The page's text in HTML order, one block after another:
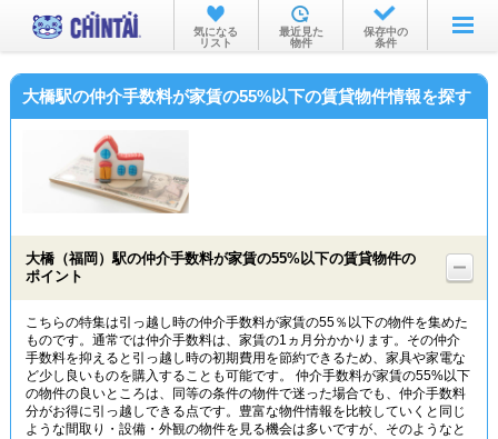
お部屋を探す
沿線・駅から
物件特集から
TOP
気になる
リスト
最近見た
物件
保存中の
条件
大橋駅の仲介手数料が家賃の55%以下の賃貸物件情報を探す
大橋（福岡）駅の仲介手数料が家賃の55%以下の賃貸物件の
ポイント
こちらの特集は引っ越し時の仲介手数料が家賃の55％以下の物件を集めた
ものです。通常では仲介手数料は、家賃の1ヵ月分かかります。その仲介
手数料を抑えると引っ越し時の初期費用を節約できるため、家具や家電な
ど少し良いものを購入することも可能です。 仲介手数料が家賃の55%以下
の物件の良いところは、同等の条件の物件で迷った場合でも、仲介手数料
分がお得に引っ越しできる点です。豊富な物件情報を比較していくと同じ
ような間取り・設備・外観の物件を見る機会は多いですが、そのようなと